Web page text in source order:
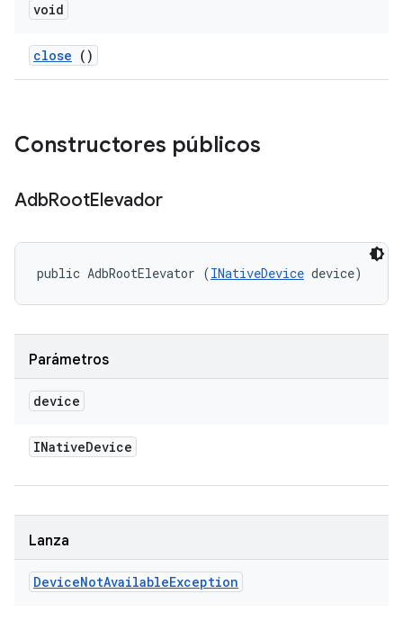
void
close ()
Constructores públicos
AdbRootElevador
public AdbRootElevator (INativeDevice device)
Parámetros
device
INativeDevice
Lanza
DeviceNotAvailableException